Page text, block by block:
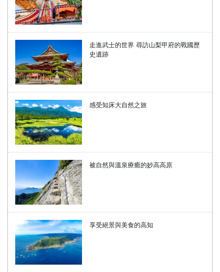
走進武士的世界 尋訪山梨甲府的戰國歷
史遺跡
感受知床大自然之旅
被自然與溫泉療癒的妙高高原
享受絕景與美食的高知